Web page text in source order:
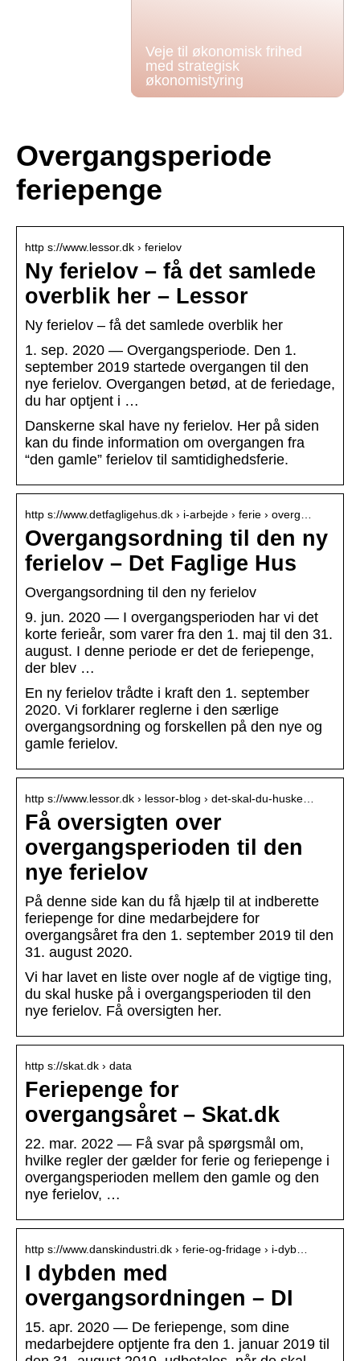
Veje til økonomisk frihed
med strategisk
økonomistyring
Overgangsperiode
feriepenge
http s://www.lessor.dk › ferielov
Ny ferielov – få det samlede
overblik her – Lessor
Ny ferielov – få det samlede overblik her
1. sep. 2020 — Overgangsperiode. Den 1.
september 2019 startede overgangen til den
nye ferielov. Overgangen betød, at de feriedage,
du har optjent i …
Danskerne skal have ny ferielov. Her på siden
kan du finde information om overgangen fra
“den gamle” ferielov til samtidighedsferie.
http s://www.detfagligehus.dk › i-arbejde › ferie › overg…
Overgangsordning til den ny
ferielov – Det Faglige Hus
Overgangsordning til den ny ferielov
9. jun. 2020 — I overgangsperioden har vi det
korte ferieår, som varer fra den 1. maj til den 31.
august. I denne periode er det de feriepenge,
der blev …
En ny ferielov trådte i kraft den 1. september
2020. Vi forklarer reglerne i den særlige
overgangsordning og forskellen på den nye og
gamle ferielov.
http s://www.lessor.dk › lessor-blog › det-skal-du-huske…
Få oversigten over
overgangsperioden til den
nye ferielov
På denne side kan du få hjælp til at indberette
feriepenge for dine medarbejdere for
overgangsåret fra den 1. september 2019 til den
31. august 2020.
Vi har lavet en liste over nogle af de vigtige ting,
du skal huske på i overgangsperioden til den
nye ferielov. Få oversigten her.
http s://skat.dk › data
Feriepenge for
overgangsåret – Skat.dk
22. mar. 2022 — Få svar på spørgsmål om,
hvilke regler der gælder for ferie og feriepenge i
overgangsperioden mellem den gamle og den
nye ferielov, …
http s://www.danskindustri.dk › ferie-og-fridage › i-dyb…
I dybden med
overgangsordningen – DI
15. apr. 2020 — De feriepenge, som dine
medarbejdere optjente fra den 1. januar 2019 til